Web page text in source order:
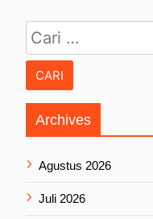
Archives
Agustus 2026
Juli 2026